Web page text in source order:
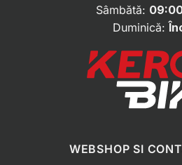
Sâmbătă:
Duminică:
WEBSHOP SI